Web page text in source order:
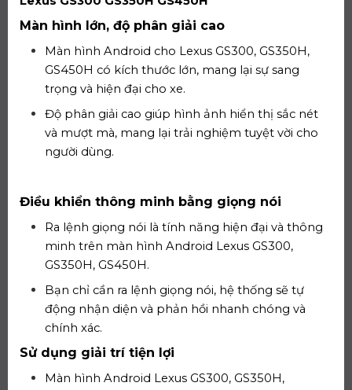
Màn hình lớn, độ phân giải cao
Màn hình Android cho Lexus GS300, GS350H,
GS450H có kích thước lớn, mang lại sự sang
trọng và hiện đại cho xe.
Độ phân giải cao giúp hình ảnh hiển thị sắc nét
và mượt mà, mang lại trải nghiệm tuyệt vời cho
người dùng.
Điều khiển thông minh bằng giọng nói
Ra lệnh giọng nói là tính năng hiện đại và thông
minh trên màn hình Android Lexus GS300,
GS350H, GS450H.
Bạn chỉ cần ra lệnh giọng nói, hệ thống sẽ tự
động nhận diện và phản hồi nhanh chóng và
chính xác.
Sử dụng giải trí tiện lợi
Màn hình Android Lexus GS300, GS350H,